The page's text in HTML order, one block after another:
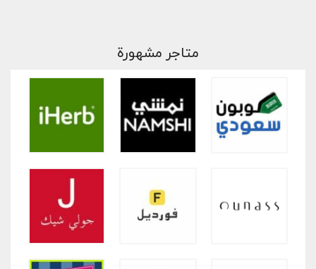
متاجر مشهورة